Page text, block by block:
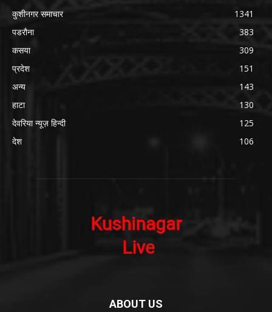
कुशीनगर समाचार
1341
पडरौना
383
कसया
309
प्रदेश
151
अन्य
143
हाटा
130
देवरिया न्यूज़ हिन्दी
125
देश
106
ABOUT US